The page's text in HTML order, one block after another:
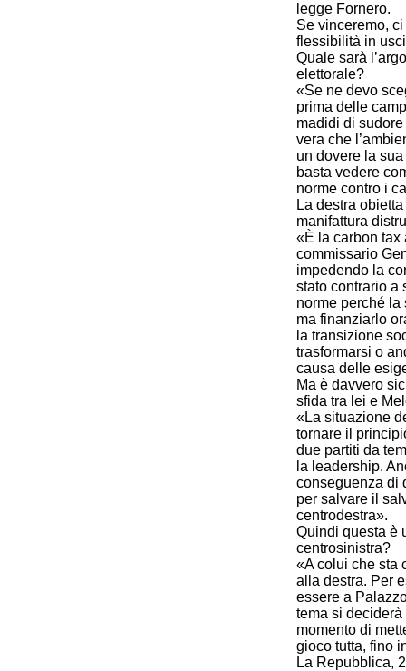
legge Fornero.
Se vinceremo,
flessibilità in
Quale sarà
elettorale?
«Se ne devo
prima delle
madidi di
vera che
un dovere la
basta vedere
norme contro i
La destra
manifattura
«È la carbon tax
commissario
impedendo la
stato contrario a
norme perché
ma finanziarlo
la transizione
trasformarsi o
causa delle
Ma è davvero
sfida tra lei e
«La situazione
tornare il
due partiti da
la leadership.
conseguenza di
per salvare il
centrodestra».
Quindi questa è
centrosinistra?
«A colui che sta
alla destra. Per
essere a
tema si
momento di
gioco tutta, fino
La Repubblica,